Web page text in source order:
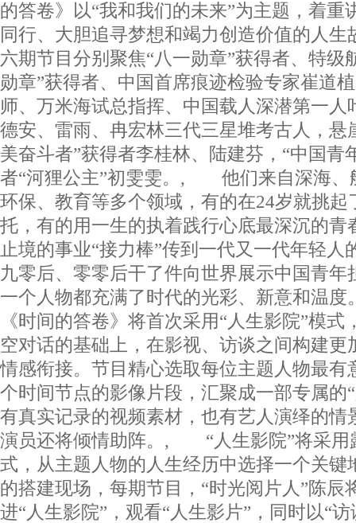
的答卷》以“我和我们的未来”为主题，着重
同行、大胆追寻梦想和竭力创造价值的
六期节目分别聚焦“八一勋章”获得者、特级
勋章”获得者、中国首席痕迹检验专家崔道
师、万米海试总指挥、中国载人深潜第一人
德安、雷雨、冉宏林三代三星堆考古人，悬
美奋斗者”获得者李桂林、陆建芬，“中国青
者“河狸公主”初雯雯。, 他们来自深海、
环保、教育等多个领域，有的在24岁就挑起
托，有的用一生的执着践行心底最深沉的青
止境的事业“接力棒”传到一代又一代年轻人
九零后、零零后干了件向世界展示中国青
一个人物都充满了时代的光彩、新意和
《时间的答卷》将首次采用“人生影院”模
空对话的基础上，在影视、访谈之间构建更
情感衔接。节目精心选取每位主题人物最有
个时间节点的影像片段，汇聚成一部专属的
有真实记录的视频素材，也有艺人演绎的情
演员还将倾情助阵。, “人生影院”将采用
式，从主题人物的人生经历中选择一个关键
的搭建现场，每期节目，“时光阅片人”陈辰
进“人生影院”，观看“人生影片”，同时以“